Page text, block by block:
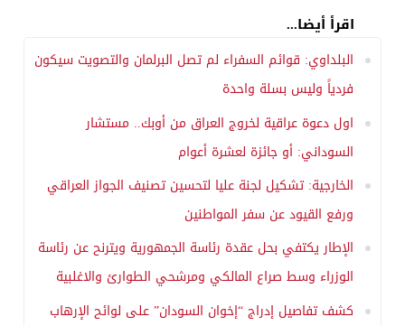
اقرأ أيضا...
البلداوي: قوائم السفراء لم تصل البرلمان والتصويت سيكون
فردياً وليس بسلة واحدة
اول دعوة عراقية لخروج العراق من أوبك.. مستشار
السوداني: أو جائزة لعشرة أعوام
الخارجية: تشكيل لجنة عليا لتحسين تصنيف الجواز العراقي
ورفع القيود عن سفر المواطنين
الإطار يكتفي بحل عقدة رئاسة الجمهورية ويترنح عن رئاسة
الوزراء وسط صراع المالكي ومرشحي الطوارئ والاغلبية
كشف تفاصيل إدراج “إخوان السودان” على لوائح الإرهاب